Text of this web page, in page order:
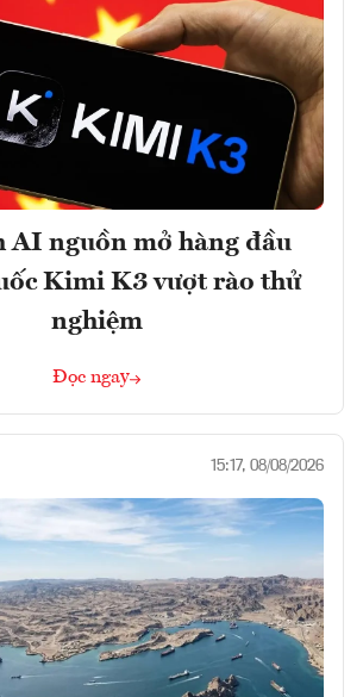
AI nguồn mở hàng đầu
Kimi K3 vượt rào thử
nghiệm
Đọc ngay
15:17, 08/08/2026